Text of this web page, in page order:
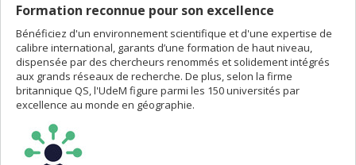
Formation reconnue pour son excellence
Bénéficiez d'un environnement scientifique et d'une expertise de
calibre international, garants d’une formation de haut niveau,
dispensée par des chercheurs renommés et solidement intégrés
aux grands réseaux de recherche. De plus, selon la firme
britannique QS, l'UdeM figure parmi les 150 universités par
excellence au monde en géographie.